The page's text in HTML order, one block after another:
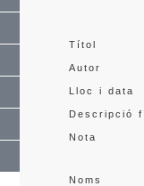
Títol
Autor
Lloc i data
Descripció
Nota
Noms